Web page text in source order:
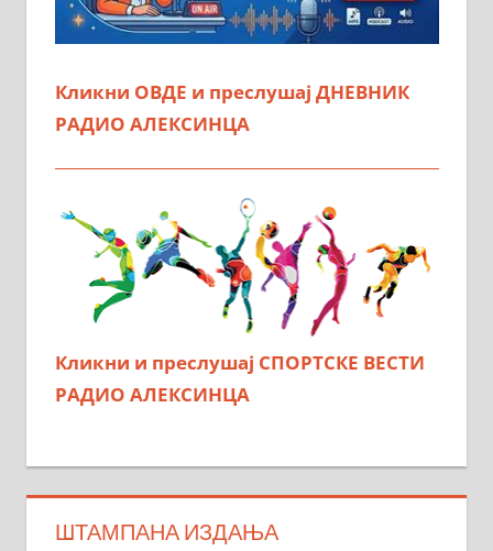
Кликни ОВДЕ и преслушај ДНЕВНИК
РАДИО АЛЕКСИНЦА
Кликни и преслушај СПОРТСКЕ ВЕСТИ
РАДИО АЛЕКСИНЦА
ШТАМПАНА ИЗДАЊА